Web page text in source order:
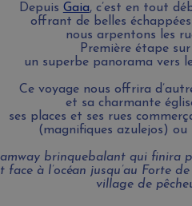
Depuis Gaia, c’est en tout
offrant de belles
nous arpentons les
Première étape
un superbe panorama vers
Ce voyage nous offrira
et sa charmante
ses places et ses rues
(magnifiques azulejos) ou
brinquebalant qui finira
face à l’océan jusqu’au Forte
village de